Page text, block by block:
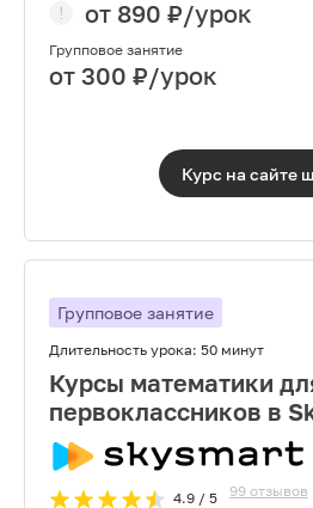
от 890 ₽/урок
Групповое занятие
от 300 ₽/урок
Курс на сайте
Групповое занятие
Длительность урока: 50 минут
Курсы математики
первоклассников в
4.9/ 5 99 отзывов